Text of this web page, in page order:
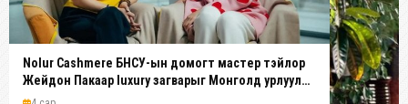
Nolur Cashmere БНСУ-ын домогт мастер тэйлор
Жейдон Пакаар luxury загварыг Монголд урлуулах
нь